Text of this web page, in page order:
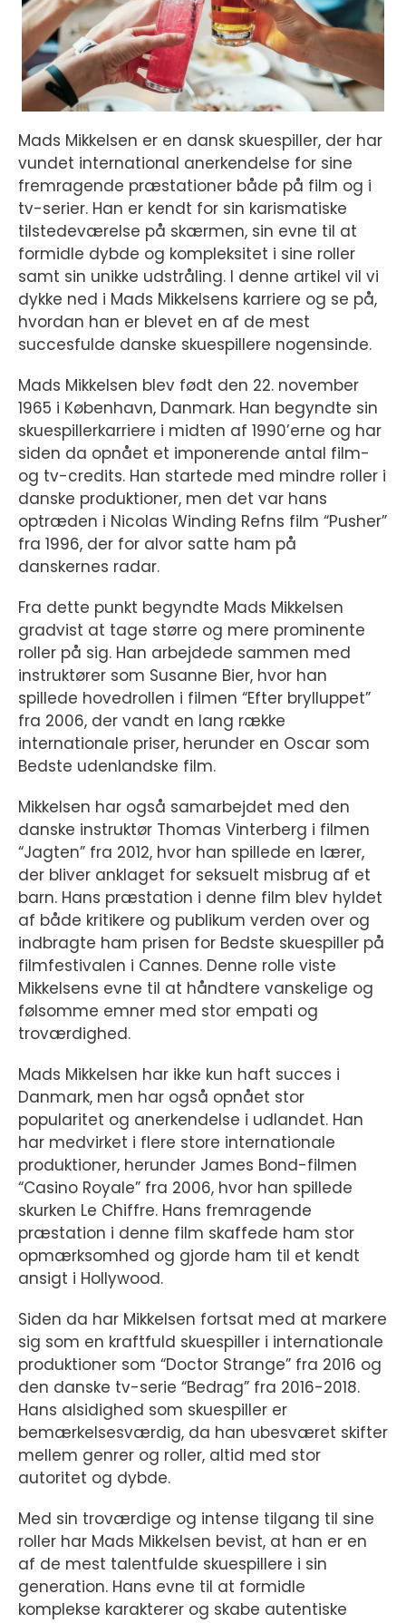
Mads Mikkelsen er en dansk skuespiller, der har
vundet international anerkendelse for sine
fremragende præstationer både på film og i
tv-serier. Han er kendt for sin karismatiske
tilstedeværelse på skærmen, sin evne til at
formidle dybde og kompleksitet i sine roller
samt sin unikke udstråling. I denne artikel vil vi
dykke ned i Mads Mikkelsens karriere og se på,
hvordan han er blevet en af de mest
succesfulde danske skuespillere nogensinde.
Mads Mikkelsen blev født den 22. november
1965 i København, Danmark. Han begyndte sin
skuespillerkarriere i midten af 1990’erne og har
siden da opnået et imponerende antal film-
og tv-credits. Han startede med mindre roller i
danske produktioner, men det var hans
optræden i Nicolas Winding Refns film “Pusher”
fra 1996, der for alvor satte ham på
danskernes radar.
Fra dette punkt begyndte Mads Mikkelsen
gradvist at tage større og mere prominente
roller på sig. Han arbejdede sammen med
instruktører som Susanne Bier, hvor han
spillede hovedrollen i filmen “Efter brylluppet”
fra 2006, der vandt en lang række
internationale priser, herunder en Oscar som
Bedste udenlandske film.
Mikkelsen har også samarbejdet med den
danske instruktør Thomas Vinterberg i filmen
“Jagten” fra 2012, hvor han spillede en lærer,
der bliver anklaget for seksuelt misbrug af et
barn. Hans præstation i denne film blev hyldet
af både kritikere og publikum verden over og
indbragte ham prisen for Bedste skuespiller på
filmfestivalen i Cannes. Denne rolle viste
Mikkelsens evne til at håndtere vanskelige og
følsomme emner med stor empati og
troværdighed.
Mads Mikkelsen har ikke kun haft succes i
Danmark, men har også opnået stor
popularitet og anerkendelse i udlandet. Han
har medvirket i flere store internationale
produktioner, herunder James Bond-filmen
“Casino Royale” fra 2006, hvor han spillede
skurken Le Chiffre. Hans fremragende
præstation i denne film skaffede ham stor
opmærksomhed og gjorde ham til et kendt
ansigt i Hollywood.
Siden da har Mikkelsen fortsat med at markere
sig som en kraftfuld skuespiller i internationale
produktioner som “Doctor Strange” fra 2016 og
den danske tv-serie “Bedrag” fra 2016-2018.
Hans alsidighed som skuespiller er
bemærkelsesværdig, da han ubesværet skifter
mellem genrer og roller, altid med stor
autoritet og dybde.
Med sin troværdige og intense tilgang til sine
roller har Mads Mikkelsen bevist, at han er en
af de mest talentfulde skuespillere i sin
generation. Hans evne til at formidle
komplekse karakterer og skabe autentiske